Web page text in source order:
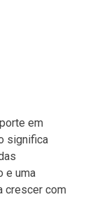
em
significa
e uma
crescer com